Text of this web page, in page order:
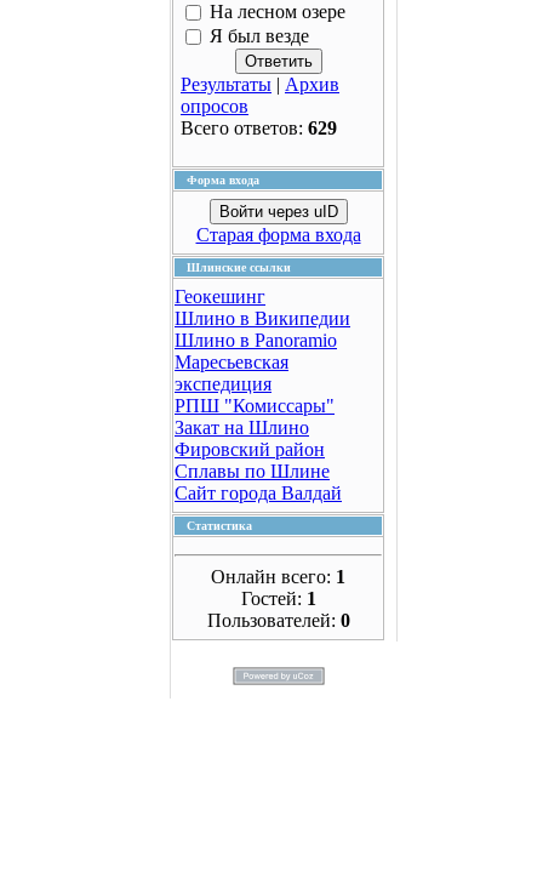
На лесном озере
Я был везде
Результаты | Архив
опросов
Всего ответов: 629
Форма входа
Войти через uID
Старая форма входа
Шлинские ссылки
Геокешинг
Шлино в Википедии
Шлино в Panoramio
Маресьевская
экспедиция
РПШ "Комиссары"
Закат на Шлино
Фировский район
Сплавы по Шлине
Сайт города Валдай
Статистика
Онлайн всего: 1
Гостей: 1
Пользователей: 0